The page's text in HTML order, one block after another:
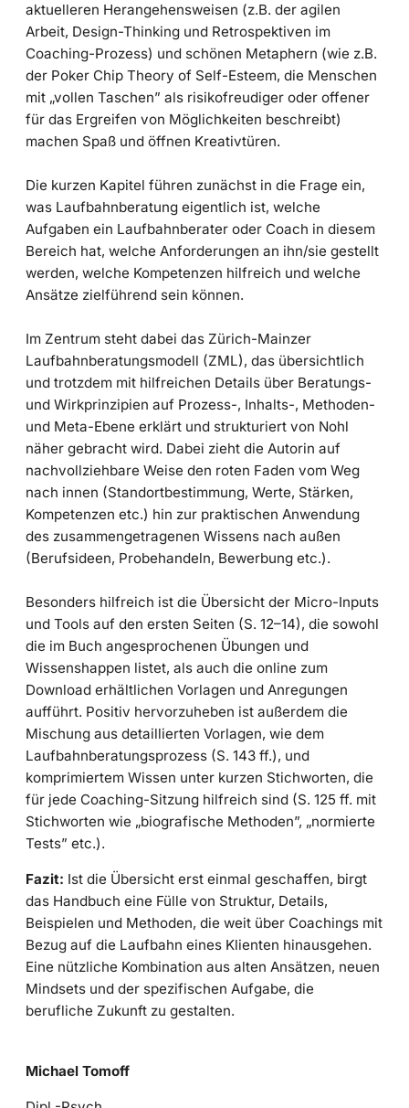
aktuelleren Herangehensweisen (z.B. der agilen
Arbeit, Design-Thinking und Retrospektiven im
Coaching-Prozess) und schönen Metaphern (wie z.B.
der Poker Chip Theory of Self-Esteem, die Menschen
mit „vollen Taschen” als risikofreudiger oder offener
für das Ergreifen von Möglichkeiten beschreibt)
machen Spaß und öffnen Kreativtüren.
Die kurzen Kapitel führen zunächst in die Frage ein,
was Laufbahnberatung eigentlich ist, welche
Aufgaben ein Laufbahnberater oder Coach in diesem
Bereich hat, welche Anforderungen an ihn/sie gestellt
werden, welche Kompetenzen hilfreich und welche
Ansätze zielführend sein können.
Im Zentrum steht dabei das Zürich-Mainzer
Laufbahnberatungsmodell (ZML), das übersichtlich
und trotzdem mit hilfreichen Details über Beratungs-
und Wirkprinzipien auf Prozess-, Inhalts-, Methoden-
und Meta-Ebene erklärt und strukturiert von Nohl
näher gebracht wird. Dabei zieht die Autorin auf
nachvollziehbare Weise den roten Faden vom Weg
nach innen (Standortbestimmung, Werte, Stärken,
Kompetenzen etc.) hin zur praktischen Anwendung
des zusammengetragenen Wissens nach außen
(Berufsideen, Probehandeln, Bewerbung etc.).
Besonders hilfreich ist die Übersicht der Micro-Inputs
und Tools auf den ersten Seiten (S. 12–14), die sowohl
die im Buch angesprochenen Übungen und
Wissenshappen listet, als auch die online zum
Download erhältlichen Vorlagen und Anregungen
aufführt. Positiv hervorzuheben ist außerdem die
Mischung aus detaillierten Vorlagen, wie dem
Laufbahnberatungsprozess (S. 143 ff.), und
komprimiertem Wissen unter kurzen Stichworten, die
für jede Coaching-Sitzung hilfreich sind (S. 125 ff. mit
Stichworten wie „biografische Methoden”, „normierte
Tests” etc.).
Fazit: Ist die Übersicht erst einmal geschaffen, birgt
das Handbuch eine Fülle von Struktur, Details,
Beispielen und Methoden, die weit über Coachings mit
Bezug auf die Laufbahn eines Klienten hinausgehen.
Eine nützliche Kombination aus alten Ansätzen, neuen
Mindsets und der spezifischen Aufgabe, die
berufliche Zukunft zu gestalten.
Michael Tomoff